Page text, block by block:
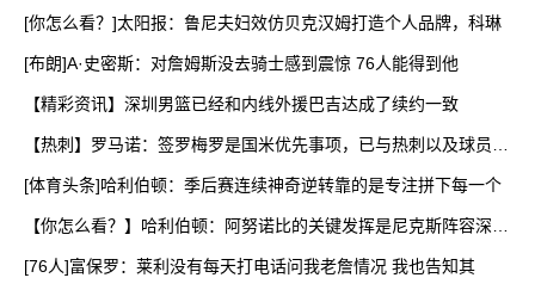
[你怎么看？]太阳报：鲁尼夫妇效仿贝克汉姆打造个人品牌，科琳
[布朗]A·史密斯：对詹姆斯没去骑士感到震惊 76人能得到他
【精彩资讯】深圳男篮已经和内线外援巴吉达成了续约一致
【热刺】罗马诺：签罗梅罗是国米优先事项，已与热刺以及球员阵
[体育头条]哈利伯顿：季后赛连续神奇逆转靠的是专注拼下每一个
【你怎么看？】哈利伯顿：阿努诺比的关键发挥是尼克斯阵容深度
[76人]富保罗：莱利没有每天打电话问我老詹情况 我也告知其